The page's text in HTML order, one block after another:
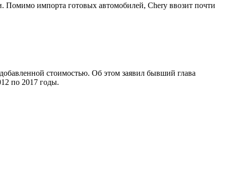
Помимо импорта готовых автомобилей, Chery ввозит почти
стоимостью. Об этом заявил бывший глава
по 2017 годы.